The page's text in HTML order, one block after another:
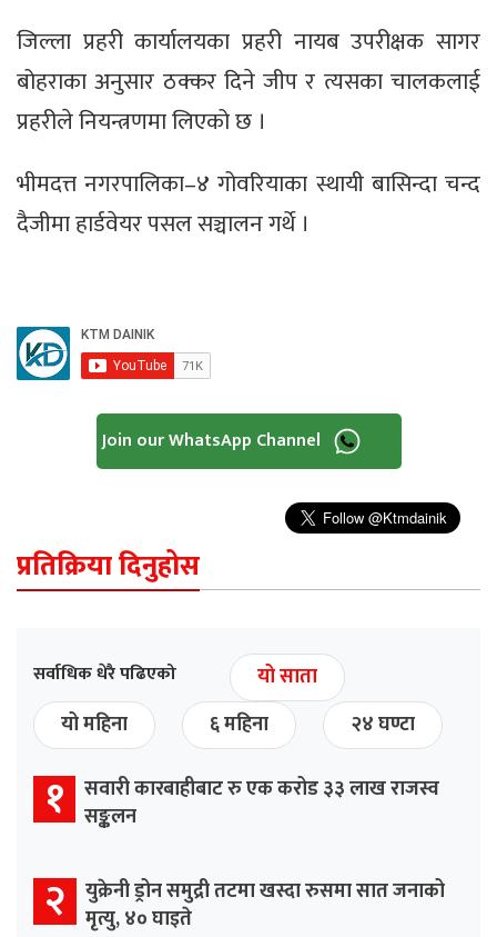
जिल्ला प्रहरी कार्यालयका प्रहरी नायब उपरीक्षक सागर
बोहराका अनुसार ठक्कर दिने जीप र त्यसका चालकलाई
प्रहरीले नियन्त्रणमा लिएको छ ।
भीमदत्त नगरपालिका–४ गोवरियाका स्थायी बासिन्दा चन्द
दैजीमा हार्डवेयर पसल सञ्चालन गर्थे ।
Join our WhatsApp Channel
प्रतिक्रिया दिनुहोस
सर्वाधिक धेरै पढिएको
यो साता
यो महिना
६ महिना २४ घण्टा
१ सवारी कारबाहीबाट रु एक करोड ३३ लाख राजस्व
सङ्कलन
२ युक्रेनी ड्रोन समुद्री तटमा खस्दा रुसमा सात जनाको
मृत्यु, ४० घाइते